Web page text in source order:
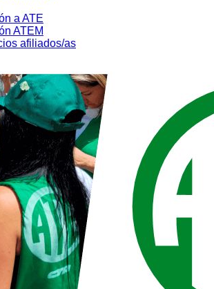
a ATE
ATEM
afiliados/as